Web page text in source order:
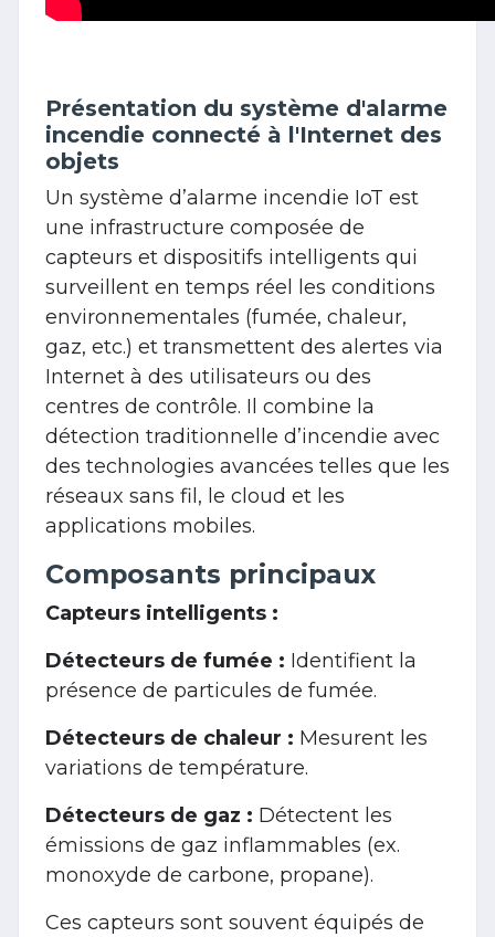
Présentation du système d'alarme
incendie connecté à l'Internet des
objets
Un système d’alarme incendie IoT est
une infrastructure composée de
capteurs et dispositifs intelligents qui
surveillent en temps réel les conditions
environnementales (fumée, chaleur,
gaz, etc.) et transmettent des alertes via
Internet à des utilisateurs ou des
centres de contrôle. Il combine la
détection traditionnelle d’incendie avec
des technologies avancées telles que les
réseaux sans fil, le cloud et les
applications mobiles.
Composants principaux
Capteurs intelligents :
Détecteurs de fumée : Identifient la
présence de particules de fumée.
Détecteurs de chaleur : Mesurent les
variations de température.
Détecteurs de gaz : Détectent les
émissions de gaz inflammables (ex.
monoxyde de carbone, propane).
Ces capteurs sont souvent équipés de